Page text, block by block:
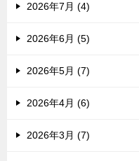
2026年7月 (4)
2026年6月 (5)
2026年5月 (7)
2026年4月 (6)
2026年3月 (7)